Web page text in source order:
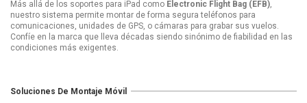
Más allá de los soportes para iPad como Electronic Flight Bag (EFB),
nuestro sistema permite montar de forma segura teléfonos para
comunicaciones, unidades de GPS, o cámaras para grabar sus vuelos.
Confíe en la marca que lleva décadas siendo sinónimo de fiabilidad en las
condiciones más exigentes.
Soluciones De Montaje Móvil